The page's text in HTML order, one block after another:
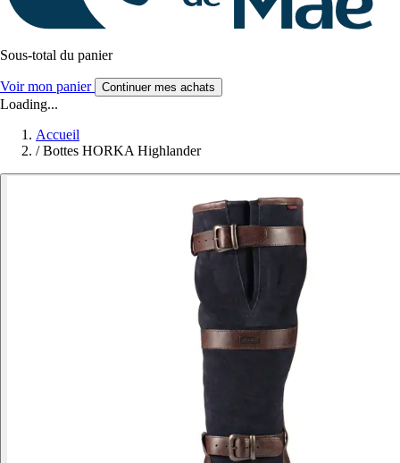
Sous-total du panier
Voir mon panier Continuer mes achats
Loading...
Accueil
/ Bottes HORKA Highlander